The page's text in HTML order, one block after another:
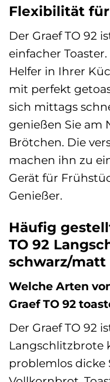
Flexibilität für
Der Graef TO 92
einfacher
Helfer in Ihrer
mit perfekt
sich mittags
genießen Sie am
Brötchen. Die
machen ihn zu
Gerät für
Genießer.
Häufig
TO 92
schwarz/matt
Welche Arten
Graef TO 92
Der Graef TO 92
Langschlitzbrote
problemlos dicke